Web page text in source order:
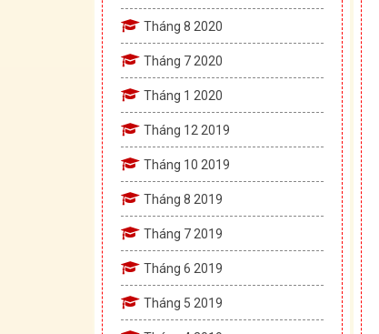
Tháng 8 2020
Tháng 7 2020
Tháng 1 2020
Tháng 12 2019
Tháng 10 2019
Tháng 8 2019
Tháng 7 2019
Tháng 6 2019
Tháng 5 2019